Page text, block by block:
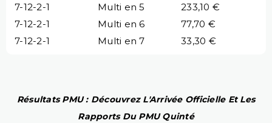
7-12-2-1
Multi en 5
233,10 €
7-12-2-1
Multi en 6
77,70 €
7-12-2-1
Multi en 7 33,30 €
Résultats PMU : Découvrez L'Arrivée Officielle Et Les
Rapports Du PMU Quinté